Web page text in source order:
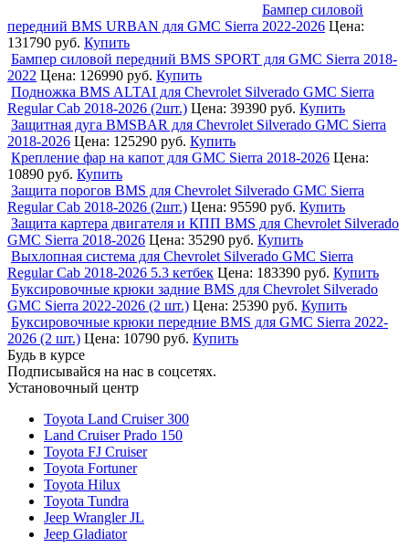
Бампер силовой
передний BMS URBAN для GMC Sierra 2022-2026 Цена:
131790 руб. Купить
Бампер силовой передний BMS SPORT для GMC Sierra 2018-
2022 Цена: 126990 руб. Купить
Подножка BMS ALTAI для Chevrolet Silverado GMC Sierra
Regular Cab 2018-2026 (2шт.) Цена: 39390 руб. Купить
Защитная дуга BMSBAR для Chevrolet Silverado GMC Sierra
2018-2026 Цена: 125290 руб. Купить
Крепление фар на капот для GMC Sierra 2018-2026 Цена:
10890 руб. Купить
Защита порогов BMS для Chevrolet Silverado GMC Sierra
Regular Cab 2018-2026 (2шт.) Цена: 95590 руб. Купить
Защита картера двигателя и КПП BMS для Chevrolet Silverado
GMC Sierra 2018-2026 Цена: 35290 руб. Купить
Выхлопная система для Chevrolet Silverado GMC Sierra
Regular Cab 2018-2026 5.3 кетбек Цена: 183390 руб. Купить
Буксировочные крюки задние BMS для Chevrolet Silverado
GMC Sierra 2022-2026 (2 шт.) Цена: 25390 руб. Купить
Буксировочные крюки передние BMS для GMC Sierra 2022-
2026 (2 шт.) Цена: 10790 руб. Купить
Будь в курсе
Подписывайся на нас в соцсетях.
Установочный центр
Toyota Land Cruiser 300
Land Cruiser Prado 150
Toyota FJ Cruiser
Toyota Fortuner
Toyota Hilux
Toyota Tundra
Jeep Wrangler JL
Jeep Gladiator